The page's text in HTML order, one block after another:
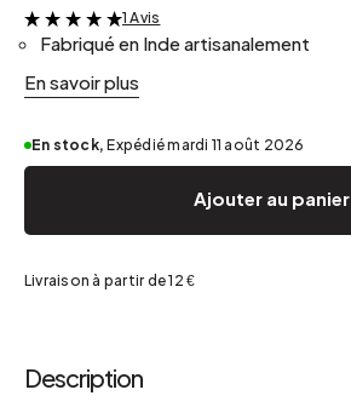
&
1 Avis
Fabriqué en Inde artisanalement
En savoir plus
En stock, Expédié mardi 11 août 2026
Ajouter au panier
Livraison à partir de 12 €
Description